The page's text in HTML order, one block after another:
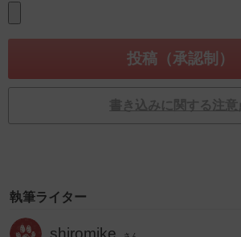
書き込みに関する注意
執筆ライター